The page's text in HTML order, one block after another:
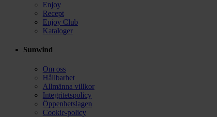
Enjoy
Recept
Enjoy Club
Kataloger
Sunwind
Om oss
Hållbarhet
Allmänna villkor
Integritetspolicy
Öppenhetslagen
Cookie-policy